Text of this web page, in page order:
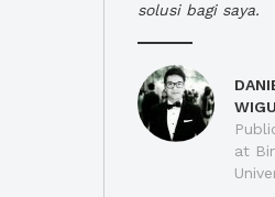
solusi bagi saya.
at